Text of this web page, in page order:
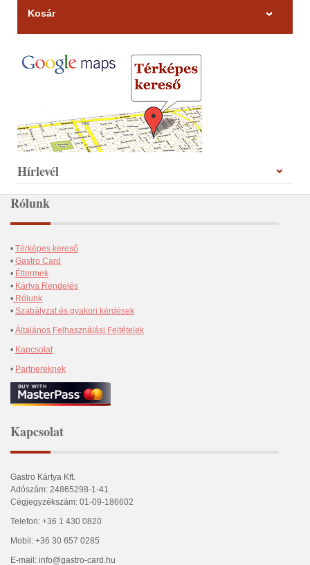
Kosár
Hírlevél
Rólunk
• Térképes kereső
• Gastro Card
• Éttermek
• Kártya Rendelés
• Rólunk
• Szabályzat és gyakori kérdések
• Általános Felhasználási Feltételek
• Kapcsolat
• Partnereknek
Kapcsolat
Gastro Kártya Kft.
Adószám: 24865298-1-41
Cégjegyzékszám: 01-09-186602
Telefon: +36 1 430 0820
Mobil: +36 30 657 0285
E-mail: info@gastro-card.hu